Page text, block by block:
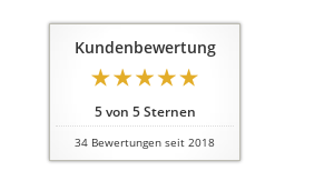
Kundenbewertung
5von 5Sternen
34 Bewertungen seit 2018